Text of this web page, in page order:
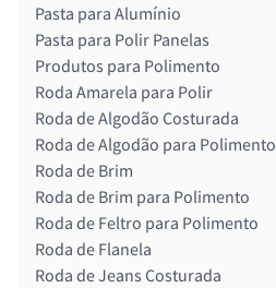
Pasta para Alumínio
Pasta para Polir Panelas
Produtos para Polimento
Roda Amarela para Polir
Roda de Algodão Costurada
Roda de Algodão para Polimento
Roda de Brim
Roda de Brim para Polimento
Roda de Feltro para Polimento
Roda de Flanela
Roda de Jeans Costurada